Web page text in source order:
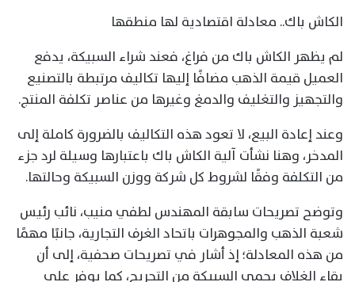
الكاش باك.. معادلة اقتصادية لها منطقها
لم يظهر الكاش باك من فراغ، فعند شراء السبيكة، يدفع
العميل قيمة الذهب مضافًا إليها تكاليف مرتبطة بالتصنيع
والتجهيز والتغليف والدمغ وغيرها من عناصر تكلفة المنتج.
وعند إعادة البيع، لا تعود هذه التكاليف بالضرورة كاملة إلى
المدخر، وهنا نشأت آلية الكاش باك باعتبارها وسيلة لرد جزء
من التكلفة وفقًا لشروط كل شركة ووزن السبيكة وحالتها.
وتوضح تصريحات سابقة المهندس لطفي منيب، نائب رئيس
شعبة الذهب والمجوهرات باتحاد الغرف التجارية، جانبًا مهمًا
من هذه المعادلة؛ إذ أشار في تصريحات صحفية، إلى أن
بقاء الغلاف يحمي السبيكة من التجريح، كما يوفر على